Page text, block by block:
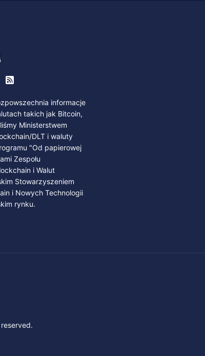
informacje
takich jak Bitcoin,
Ministerstwem
DLT i waluty
"Od papierowej
Zespołu
i Walut
Stowarzyszeniem
i Nowych Technologii
rynku.